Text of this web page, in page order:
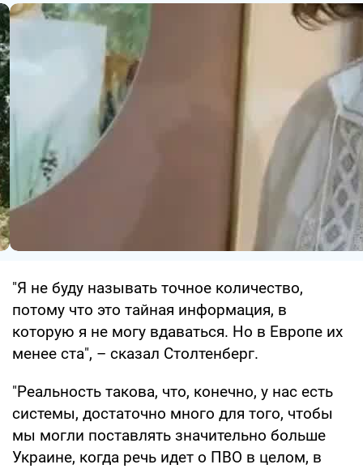
"Я не буду называть точное количество,
потому что это тайная информация, в
которую я не могу вдаваться. Но в Европе их
менее ста", – сказал Столтенберг.
"Реальность такова, что, конечно, у нас есть
системы, достаточно много для того, чтобы
мы могли поставлять значительно больше
Украине, когда речь идет о ПВО в целом, в